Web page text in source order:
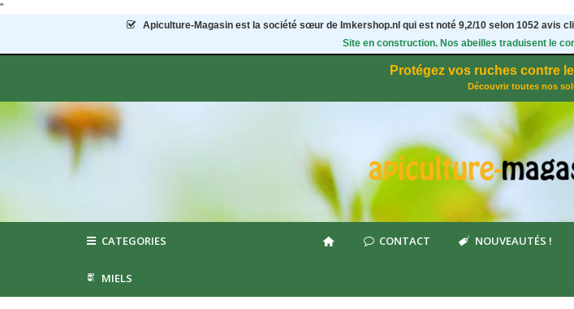
"
Apiculture-Magasin est la société sœur de Imkershop.nl qui est noté 9,2/10 selon 1052avis
Site en construction. Nos abeilles traduisent le
Protégez vos ruches contre
Découvrir toutes nos
CATEGORIES CONTACT NOUVEAUTÉS !
MIELS